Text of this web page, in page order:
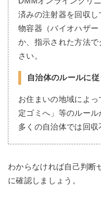
済みの注射器を回収
物容器（バイオハザ
か、指示された方法
さい。
自治体のルールに従
お住まいの地域によ
定ゴミへ」等のルール
多くの自治体では回収
わからなければ自己判断
に確認しましょう。